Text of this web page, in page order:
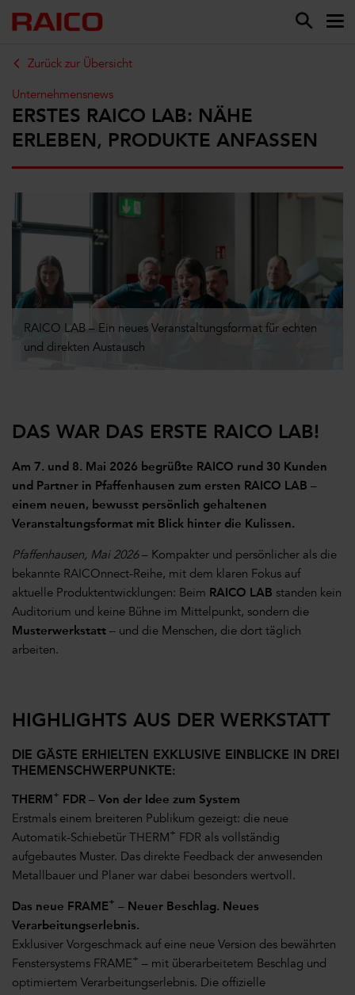
Zurück zur Übersicht
Unternehmensnews
ERSTES RAICO LAB: NÄHE
ERLEBEN, PRODUKTE ANFASSEN
RAICO LAB – Ein neues Veranstaltungsformat für echten
und direkten Austausch
DAS WAR DAS ERSTE RAICO LAB!
Am 7. und 8. Mai 2026 begrüßte RAICO rund 30 Kunden
und Partner in Pfaffenhausen zum ersten RAICO LAB –
einem neuen, bewusst persönlich gehaltenen
Veranstaltungsformat mit Blick hinter die Kulissen.
Pfaffenhausen, Mai 2026– Kompakter und persönlicher als die
bekannte RAICOnnect-Reihe, mit dem klaren Fokus auf
aktuelle Produktentwicklungen: Beim RAICO LAB standen kein
Auditorium und keine Bühne im Mittelpunkt, sondern die
Musterwerkstatt – und die Menschen, die dort täglich
arbeiten.
HIGHLIGHTS AUS DER WERKSTATT
DIE GÄSTE ERHIELTEN EXKLUSIVE EINBLICKE IN DREI
THEMENSCHWERPUNKTE:
THERM +
FDR – Von der Idee zum System
Erstmals einem breiteren Publikum gezeigt: die neue
Automatik-Schiebetür THERM + FDR als vollständig
aufgebautes Muster. Das direkte Feedback der anwesenden
Metallbauer und Planer war dabei besonders wertvoll.
Das neue FRAME+ – Neuer Beschlag. Neues
Verarbeitungserlebnis.
Exklusiver Vorgeschmack auf eine neue Version des bewährten
Fenstersystems FRAME+ – mit überarbeitetem Beschlag und
optimiertem Verarbeitungserlebnis. Die offizielle